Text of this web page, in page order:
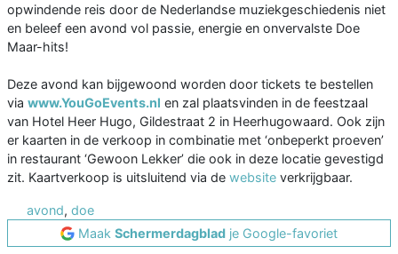
opwindende reis door de Nederlandse muziekgeschiedenis niet
en beleef een avond vol passie, energie en onvervalste Doe
Maar-hits!
Deze avond kan bijgewoond worden door tickets te bestellen
via www.YouGoEvents.nl en zal plaatsvinden in de feestzaal
van Hotel Heer Hugo, Gildestraat 2 in Heerhugowaard. Ook zijn
er kaarten in de verkoop in combinatie met ‘onbeperkt proeven’
in restaurant ‘Gewoon Lekker’ die ook in deze locatie gevestigd
zit. Kaartverkoop is uitsluitend via de website verkrijgbaar.
avond, doe
Maak Schermerdagblad je Google-favoriet